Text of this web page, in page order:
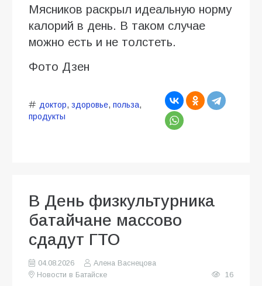
Мясников раскрыл идеальную норму
калорий в день. В таком случае
можно есть и не толстеть.
Фото Дзен
доктор, здоровье, польза,
продукты
В День физкультурника
батайчане массово
сдадут ГТО
04.08.2026
Алена Васнецова
Новости в Батайске
16